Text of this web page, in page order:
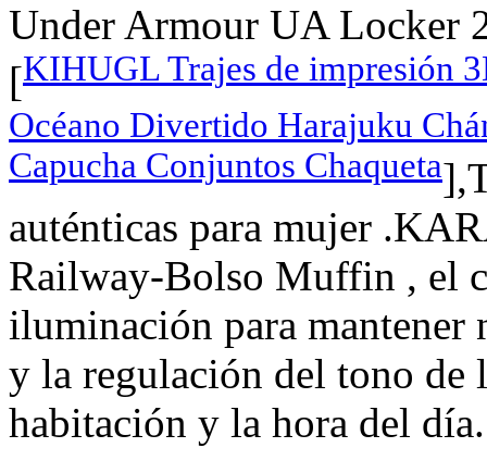
Under Armour UA Locker
[KIHUGL Trajes de impresión
Océano Divertido Harajuku
Capucha Conjuntos Chaqueta
auténticas para mujer
Railway-Bolso Muffin , el
iluminación para mantener
y la regulación del tono de
habitación y la hora del día.